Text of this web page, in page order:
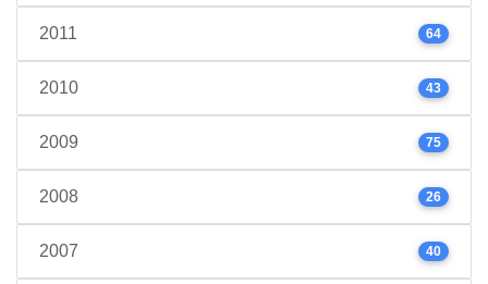
2011 64
2010 43
2009 75
2008 26
2007 40